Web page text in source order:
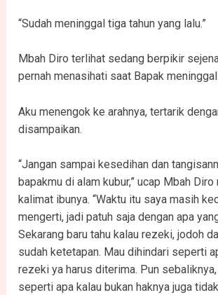
“Sudah meninggal tiga tahun yang lalu.”
Mbah Diro terlihat sedang berpikir
pernah menasihati saat Bapak
Aku menengok ke arahnya, tertarik
disampaikan.
“Jangan sampai kesedihan dan
bapakmu di alam kubur,” ucap Mbah Diro
kalimat ibunya. “Waktu itu saya masih
mengerti, jadi patuh saja dengan apa
Sekarang baru tahu kalau rezeki, jodoh
sudah ketetapan. Mau dihindari seperti
rezeki ya harus diterima. Pun
seperti apa kalau bukan haknya juga